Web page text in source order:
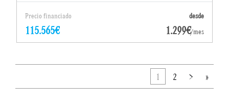
Precio financiado desde
115.565€ 1.299€/mes
1 2 > »